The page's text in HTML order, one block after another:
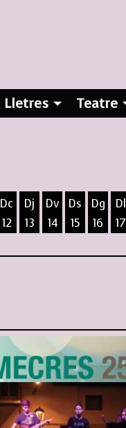
Lletres Teatre
Dc
12
Dj
13
Dv
14
Ds
15
Dg
16
Dl
17